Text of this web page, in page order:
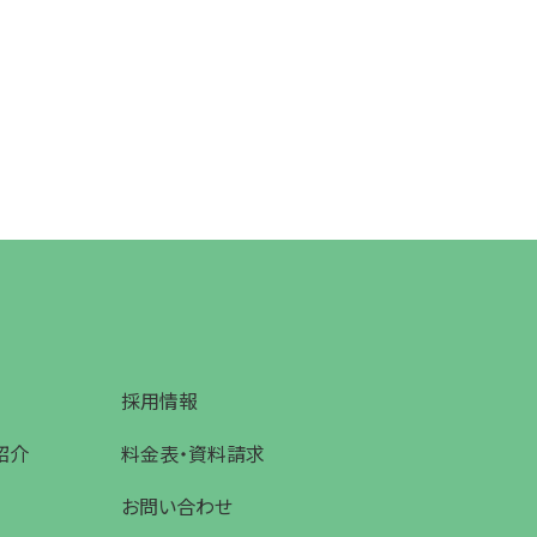
介
採用情報
料金表・資料請求
お問い合わせ